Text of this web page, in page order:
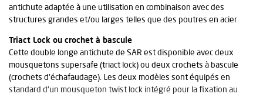
antichute adaptée à une utilisation en combinaison avec des
structures grandes et/ou larges telles que des poutres en acier.
Triact Lock ou crochet à bascule
Cette double longe antichute de SAR est disponible avec deux
mousquetons supersafe (triact lock) ou deux crochets à bascule
(crochets d'échafaudage). Les deux modèles sont équipés en
standard d'un mousqueton twist lock intégré pour la fixation au